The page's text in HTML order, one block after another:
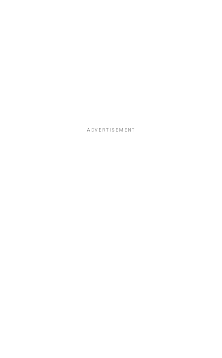
ADVERTISEMENT